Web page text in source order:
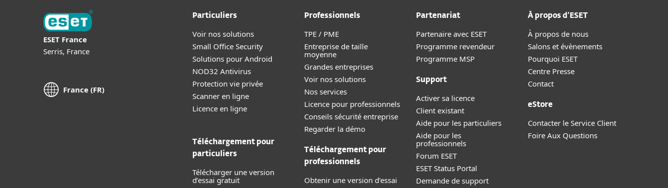
ESET France
Serris, France
France (FR)
Particuliers
Voir nos solutions
Small Office Security
Solutions pour Android
NOD32 Antivirus
Protection vie privée
Scanner en ligne
Licence en ligne
Téléchargement pour
particuliers
Télécharger une version
d’essai gratuit
Professionnels
TPE / PME
Entreprise de taille
moyenne
Grandes entreprises
Voir nos solutions
Nos services
Licence pour professionnels
Conseils sécurité entreprise
Regarder la démo
Téléchargement pour
professionnels
Obtenir une version d’essai
Partenariat
Partenaire avec ESET
Programme revendeur
Programme MSP
Support
Activer sa licence
Client existant
Aide pour les particuliers
Aide pour les
professionnels
Forum ESET
ESET Status Portal
Demande de support
À propos d’ESET
À propos de nous
Salons et évènements
Pourquoi ESET
Centre Presse
Contact
eStore
Contacter le Service Client
Foire Aux Questions